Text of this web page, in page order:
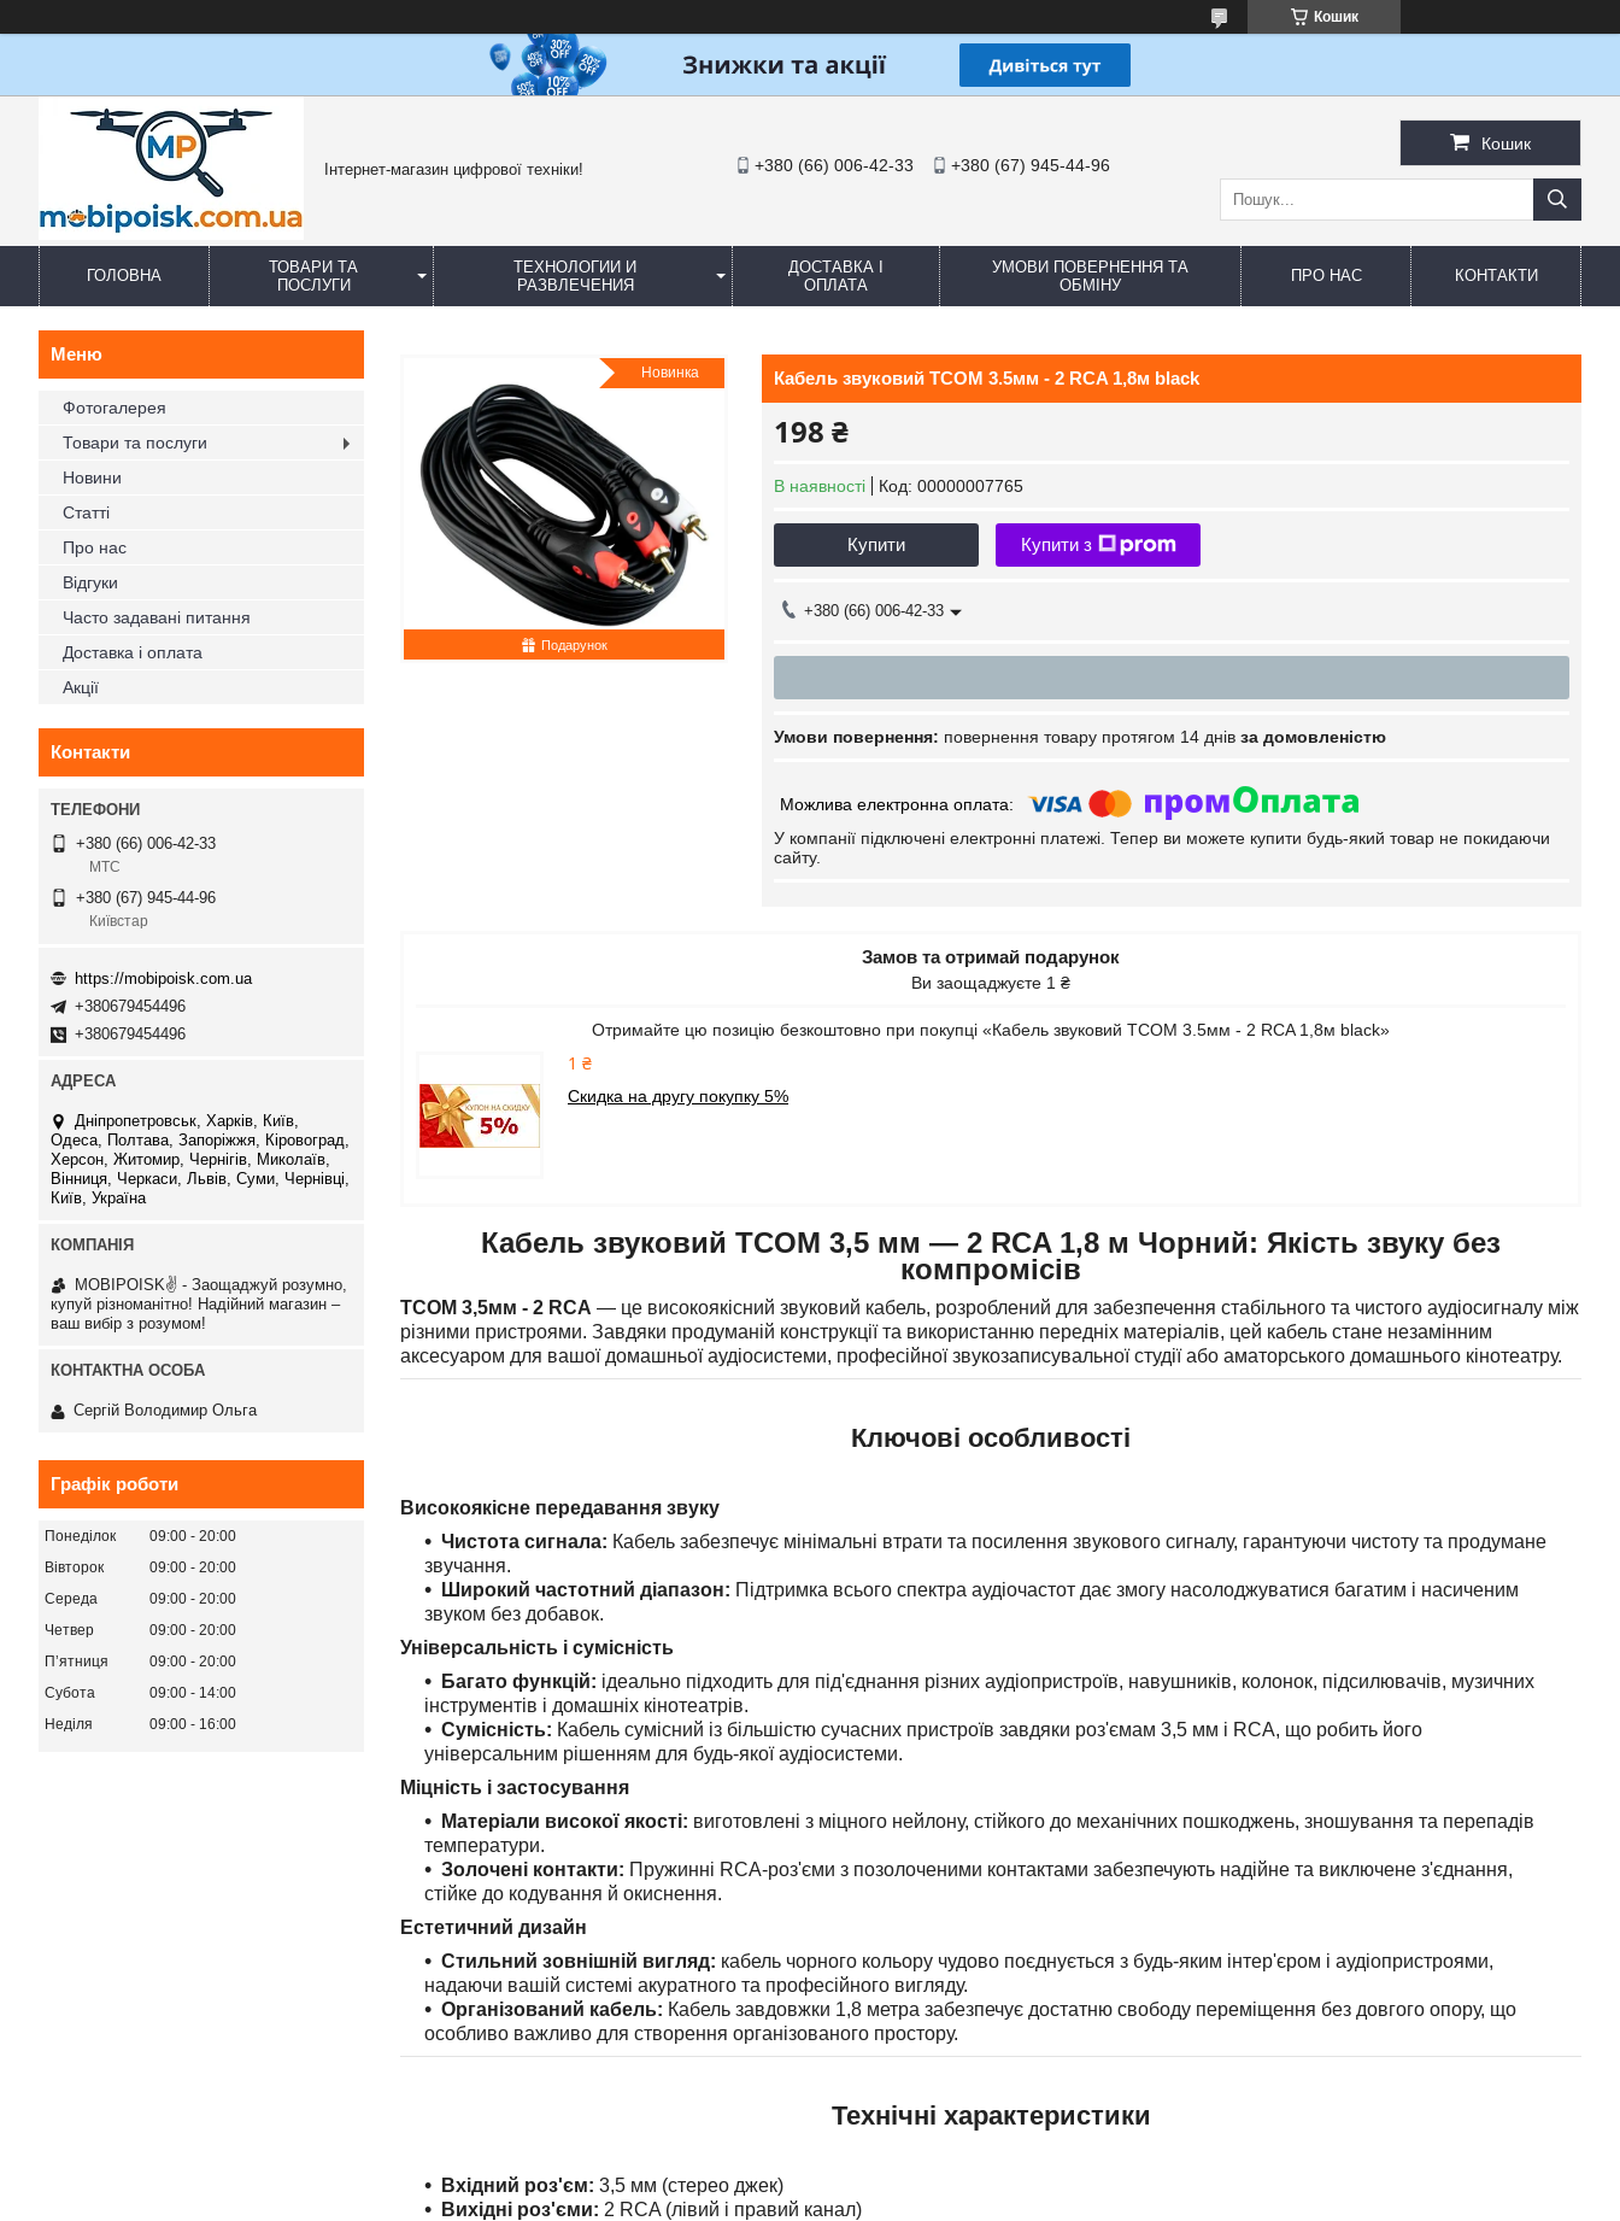
Кошик
Інтернет-магазин цифрової техніки! +380 (66) 006-42-33 +380 (67) 945-44-96
Кошик
ГОЛОВНА
ТОВАРИ ТА
ПОСЛУГИ
ТЕХНОЛОГИИ И
РАЗВЛЕЧЕНИЯ
ДОСТАВКА І
ОПЛАТА
УМОВИ ПОВЕРНЕННЯ ТА
ОБМІНУ
ПРО НАС КОНТАКТИ
Подарунок
Новинка Кабель звуковий TCOM 3.5мм - 2 RCA 1,8м black
198 ₴
В наявності Код: 00000007765
Купити Купити з
+380 (66) 006-42-33
повернення товару протягом 14 днів за домовленістю
У компанії підключені електронні платежі. Тепер ви можете купити будь-який товар не покидаючи
сайту.
Замов та отримай подарунок
Ви заощаджуєте 1 ₴
Отримайте цю позицію безкоштовно при покупці «Кабель звуковий TCOM 3.5мм - 2 RCA 1,8м black»
1 ₴
Скидка на другу покупку 5%
Кабель звуковий TCOM 3,5 мм — 2 RCA 1,8 м Чорний: Якість звуку без
компромісів
TCOM 3,5мм - 2 RCA — це високоякісний звуковий кабель, розроблений для забезпечення стабільного та чистого аудіосигналу між
різними пристроями. Завдяки продуманій конструкції та використанню передніх матеріалів, цей кабель стане незамінним
аксесуаром для вашої домашньої аудіосистеми, професійної звукозаписувальної студії або аматорського домашнього кінотеатру.
Ключові особливості
Високоякісне передавання звуку
Чистота сигнала: Кабель забезпечує мінімальні втрати та посилення звукового сигналу, гарантуючи чистоту та продумане
звучання.
Широкий частотний діапазон: Підтримка всього спектра аудіочастот дає змогу насолоджуватися багатим і насиченим
звуком без добавок.
Універсальність і сумісність
Багато функцій: ідеально підходить для під'єднання різних аудіопристроїв, навушників, колонок, підсилювачів, музичних
інструментів і домашніх кінотеатрів.
Сумісність: Кабель сумісний із більшістю сучасних пристроїв завдяки роз'ємам 3,5 мм і RCA, що робить його
універсальним рішенням для будь-якої аудіосистеми.
Міцність і застосування
Матеріали високої якості: виготовлені з міцного нейлону, стійкого до механічних пошкоджень, зношування та перепадів
температури.
Золочені контакти: Пружинні RCA-роз'єми з позолоченими контактами забезпечують надійне та виключене з'єднання,
стійке до кодування й окиснення.
Естетичний дизайн
Стильний зовнішній вигляд: кабель чорного кольору чудово поєднується з будь-яким інтер'єром і аудіопристроями,
надаючи вашій системі акуратного та професійного вигляду.
Організований кабель: Кабель завдовжки 1,8 метра забезпечує достатню свободу переміщення без довгого опору, що
особливо важливо для створення організованого простору.
Технічні характеристики
Вхідний роз'єм: 3,5 мм (стерео джек)
Вихідні роз'єми: 2 RCA (лівий і правий канал)
Фотогалерея
Товари та послуги
Новини
Статті
Про нас
Відгуки
Часто задавані питання
Доставка і оплата
Акції
Контакти
+380 (66) 006-42-33
МТС
+380 (67) 945-44-96
Київстар
https://mobipoisk.com.ua
+380679454496
+380679454496
Дніпропетровськ, Харків, Київ,
Одеса, Полтава, Запоріжжя, Кіровоград,
Херсон, Житомир, Чернігів, Миколаїв,
Вінниця, Черкаси, Львів, Суми, Чернівці,
Київ, Україна
MOBIPOISK✌ - Заощаджуй розумно,
купуй різноманітно! Надійний магазин –
ваш вибір з розумом!
Сергій Володимир Ольга
Графік роботи
Понеділок 09:00
20:00
Вівторок
09:00
20:00
Середа
09:00
20:00
Четвер
09:00
20:00
Пʼятниця
09:00
20:00
Субота
09:00
14:00
Неділя
09:00 16:00